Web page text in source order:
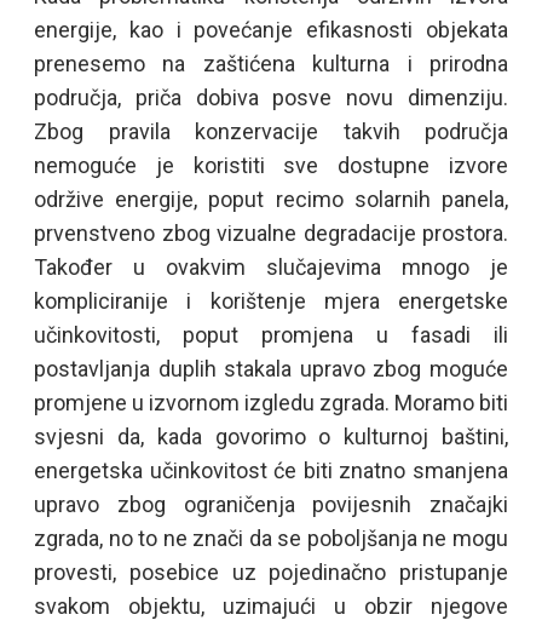
energije, kao i povećanje efikasnosti objekata
prenesemo na zaštićena kulturna i prirodna
područja, priča dobiva posve novu dimenziju.
Zbog pravila konzervacije takvih područja
nemoguće je koristiti sve dostupne izvore
održive energije, poput recimo solarnih panela,
prvenstveno zbog vizualne degradacije prostora.
Također u ovakvim slučajevima mnogo je
kompliciranije i korištenje mjera energetske
učinkovitosti, poput promjena u fasadi ili
postavljanja duplih stakala upravo zbog moguće
promjene u izvornom izgledu zgrada. Moramo biti
svjesni da, kada govorimo o kulturnoj baštini,
energetska učinkovitost će biti znatno smanjena
upravo zbog ograničenja povijesnih značajki
zgrada, no to ne znači da se poboljšanja ne mogu
provesti, posebice uz pojedinačno pristupanje
svakom objektu, uzimajući u obzir njegove